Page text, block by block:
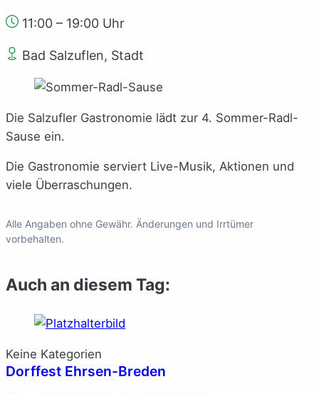
11:00 – 19:00 Uhr
Bad Salzuflen, Stadt
Die Salzufler Gastronomie lädt zur 4. Sommer-Radl-
Sause ein.
Die Gastronomie serviert Live-Musik, Aktionen und
viele Überraschungen.
Alle Angaben ohne Gewähr. Änderungen und Irrtümer
vorbehalten.
Auch an diesem Tag:
Keine Kategorien
Dorffest Ehrsen-Breden